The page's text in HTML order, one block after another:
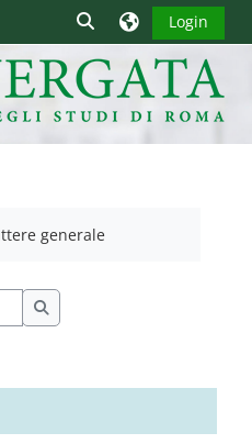
Attiva/disattiva
Login
generale
Cerca nei forum